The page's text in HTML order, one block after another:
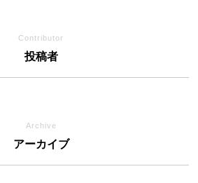
Contributor
投稿者
Archive
アーカイブ